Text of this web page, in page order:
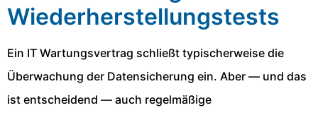
Wiederherstellungstests
Ein IT Wartungsvertrag schließt typischerweise die
Überwachung der Datensicherung ein. Aber — und das
ist entscheidend — auch regelmäßige